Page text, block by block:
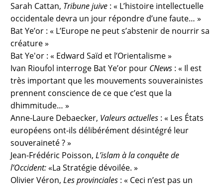
Sarah Cattan, Tribune juive : « L’histoire intellectuelle
occidentale devra un jour répondre d’une faute… »
Bat Ye’or : « L’Europe ne peut s’abstenir de nourrir sa
créature »
Bat Ye'or : « Edward Saïd et l’Orientalisme »
Ivan Rioufol interroge Bat Ye’or pour CNews : « Il est
très important que les mouvements souverainistes
prennent conscience de ce que c’est que la
dhimmitude… »
Anne-Laure Debaecker, Valeurs actuelles : « Les États
européens ont-ils délibérément désintégré leur
souveraineté ? »
Jean-Frédéric Poisson,L’islam à la conquête de
l’Occident:«La Stratégie dévoilée. »
Olivier Véron,Les provinciales : « Ceci n’est pas un